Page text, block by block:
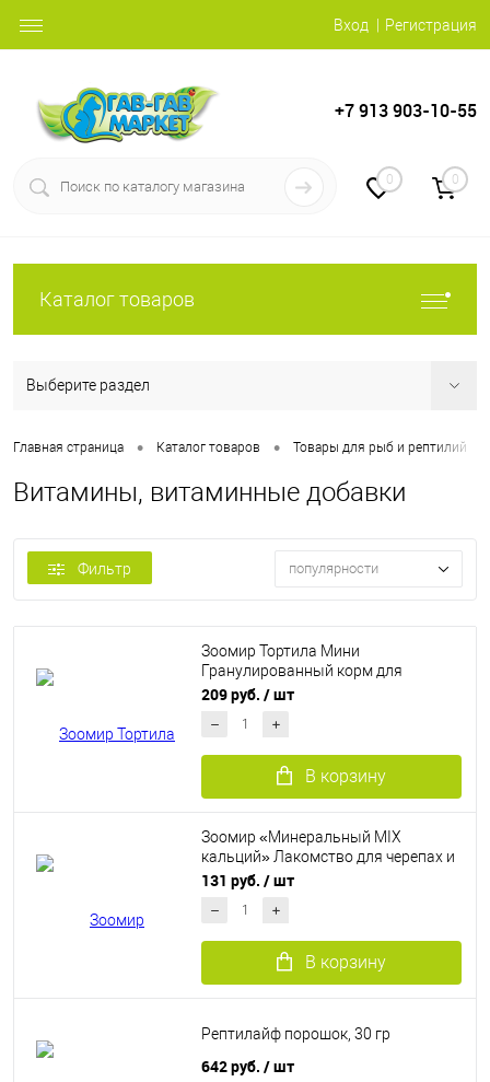
Вход Регистрация
+7 913 903-10-55
0 0
Каталог товаров
Выберите раздел
Главная страница • Каталог товаров • Товары для рыб и рептилий
Витамины, витаминные добавки
Фильтр популярности
Зоомир Тортила Мини
Гранулированный корм для
молодых водяных черепах, 90 гр
209 руб. / шт
В корзину
Зоомир «Минеральный MIX
кальций» Лакомство для черепах и
других рептилий, 100гр
131 руб. / шт
В корзину
Рептилайф порошок, 30 гр
642 руб. / шт